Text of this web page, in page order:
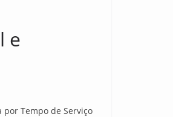
e
Tempo de Serviço